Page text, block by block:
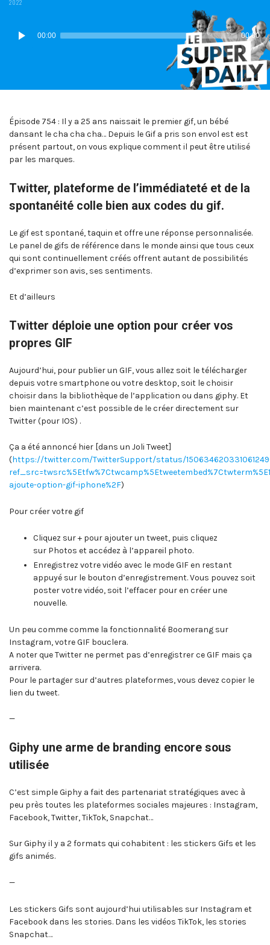
2022
Lecteur
audio
00:00 00:00
Épisode 754 : Il y a 25 ans naissait le premier gif, un bébé
dansant le cha cha cha… Depuis le Gif a pris son envol est est
présent partout, on vous explique comment il peut être utilisé
par les marques.
Twitter, plateforme de l’immédiateté et de la
spontanéité colle bien aux codes du gif.
Le gif est spontané, taquin et offre une réponse personnalisée.
Le panel de gifs de référence dans le monde ainsi que tous ceux
qui sont continuellement créés offrent autant de possibilités
d’exprimer son avis, ses sentiments.
Et d’ailleurs
Twitter déploie une option pour créer vos
propres GIF
Aujourd’hui, pour publier un GIF, vous allez soit le télécharger
depuis votre smartphone ou votre desktop, soit le choisir
choisir dans la bibliothèque de l’application ou dans giphy. Et
bien maintenant c’est possible de le créer directement sur
Twitter (pour IOS) .
Ça a été annoncé hier [dans un Joli Tweet]
(https://twitter.com/TwitterSupport/status/
ajoute-option-gif-iphone%2F)
Pour créer votre gif
Cliquez sur + pour ajouter un tweet, puis cliquez
sur Photos et accédez à l’appareil photo.
Enregistrez votre vidéo avec le mode GIF en restant
appuyé sur le bouton d’enregistrement. Vous pouvez soit
poster votre vidéo, soit l’effacer pour en créer une
nouvelle.
Un peu comme comme la fonctionnalité Boomerang sur
Instagram, votre GIF bouclera.
A noter que Twitter ne permet pas d’enregistrer ce GIF mais ça
arrivera.
Pour le partager sur d’autres plateformes, vous devez copier le
lien du tweet.
—
Giphy une arme de branding encore sous
utilisée
C’est simple Giphy a fait des partenariat stratégiques avec à
peu près toutes les plateformes sociales majeures : Instagram,
Facebook, Twitter, TikTok, Snapchat…
Sur Giphy il y a 2 formats qui cohabitent : les stickers Gifs et les
gifs animés.
—
Les stickers Gifs sont aujourd’hui utilisables sur Instagram et
Facebook dans les stories. Dans les vidéos TikTok, les stories
Snapchat…